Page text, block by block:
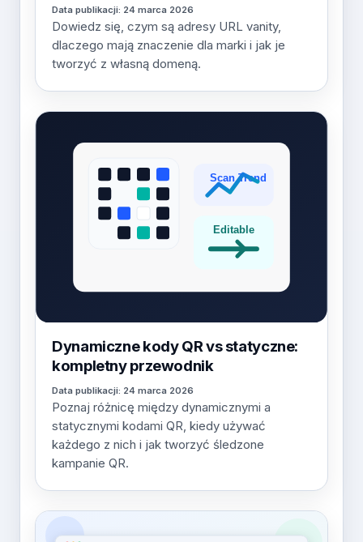
Data publikacji: 24 marca 2026
Dowiedz się, czym są adresy URL vanity,
dlaczego mają znaczenie dla marki i jak je
tworzyć z własną domeną.
Dynamiczne kody QR vs statyczne:
kompletny przewodnik
Data publikacji: 24 marca 2026
Poznaj różnicę między dynamicznymi a
statycznymi kodami QR, kiedy używać
każdego z nich i jak tworzyć śledzone
kampanie QR.